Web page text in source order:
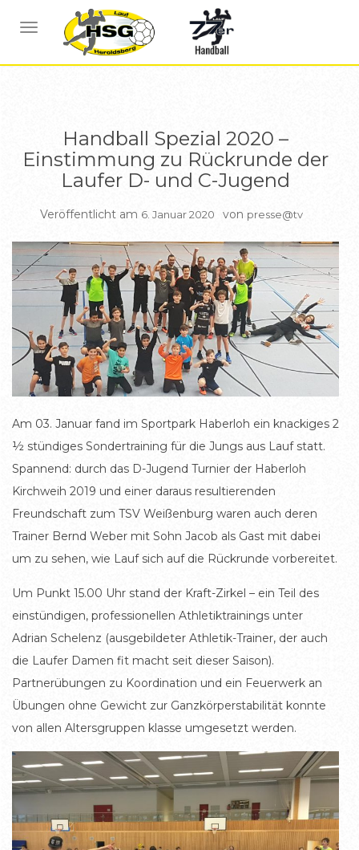
NAVIGATION UMSCHALTEN
BERICHTE BERICHTE C JUGEND BERICHTE D JUGEND
Handball Spezial 2020 –
Einstimmung zu Rückrunde der
Laufer D- und C-Jugend
Veröffentlicht am 6. Januar 2020 von presse@tv
Am 03. Januar fand im Sportpark Haberloh ein knackiges 2
½ stündiges Sondertraining für die Jungs aus Lauf statt.
Spannend: durch das D-Jugend Turnier der Haberloh
Kirchweih 2019 und einer daraus resultierenden
Freundschaft zum TSV Weißenburg waren auch deren
Trainer Bernd Weber mit Sohn Jacob als Gast mit dabei
um zu sehen, wie Lauf sich auf die Rückrunde vorbereitet.
Um Punkt 15.00 Uhr stand der Kraft-Zirkel – ein Teil des
einstündigen, professionellen Athletiktrainings unter
Adrian Schelenz (ausgebildeter Athletik-Trainer, der auch
die Laufer Damen fit macht seit dieser Saison).
Partnerübungen zu Koordination und ein Feuerwerk an
Übungen ohne Gewicht zur Ganzkörperstabilität konnte
von allen Altersgruppen klasse umgesetzt werden.